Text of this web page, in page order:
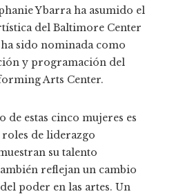
Ybarra ha asumido el
del Baltimore Center
sido nominada como
y programación del
Arts Center.
de estas cinco mujeres es
de liderazgo
su talento
reflejan un cambio
poder en las artes. Un